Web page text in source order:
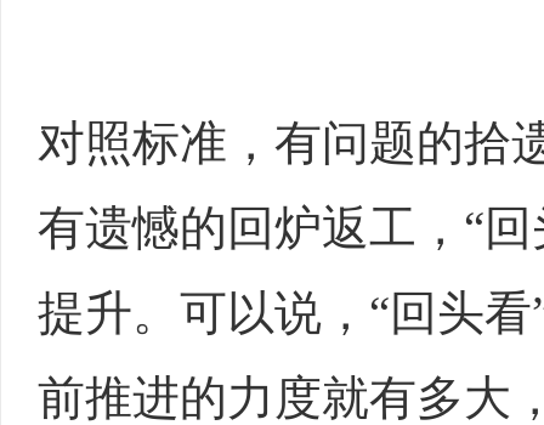
对照标准，有问题的拾
有遗憾的回炉返工，“
提升。可以说，“回头
前推进的力度就有多大